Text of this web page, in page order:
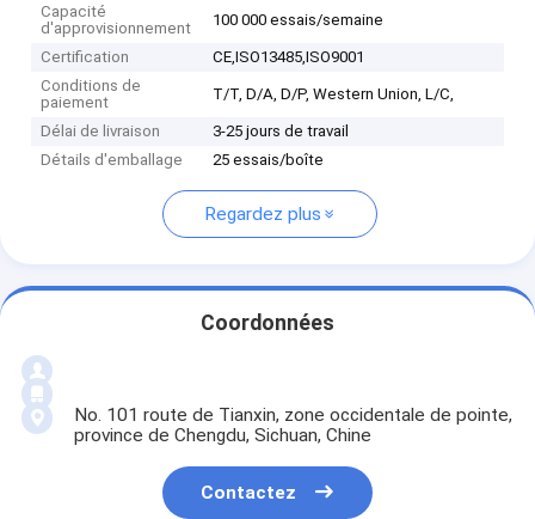
Capacité
d'approvisionnement
100 000 essais/semaine
Certification
CE,ISO13485,ISO9001
Conditions de
paiement
T/T, D/A, D/P, Western Union, L/C,
Délai de livraison
3-25 jours de travail
Détails d'emballage
25 essais/boîte
Regardez plus
Coordonnées
No. 101 route de Tianxin, zone occidentale de pointe,
province de Chengdu, Sichuan, Chine
Contactez